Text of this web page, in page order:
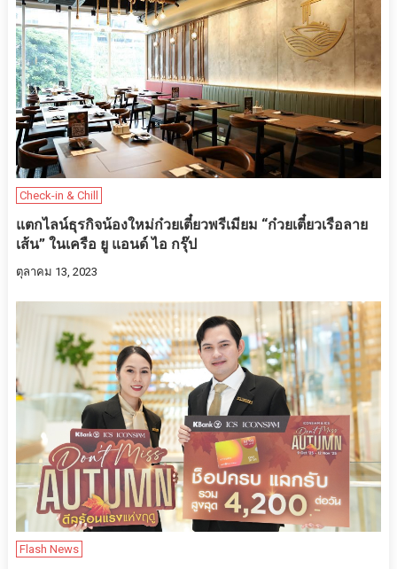
Check-in & Chill
แตกไลน์ธุรกิจน้องใหม่ก๋วยเตี๋ยวพรีเมียม “ก๋วยเตี๋ยวเรือลาย
เส้น” ในเครือ ยู แอนด์ ไอ กรุ๊ป
ตุลาคม 13, 2023
Flash News